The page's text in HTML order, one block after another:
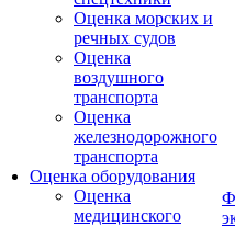
Оценка морских и
речных судов
Оценка
воздушного
транспорта
Оценка
железнодорожного
транспорта
Оценка оборудования
Оценка
медицинского